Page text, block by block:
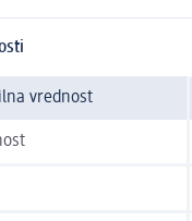
vrednost